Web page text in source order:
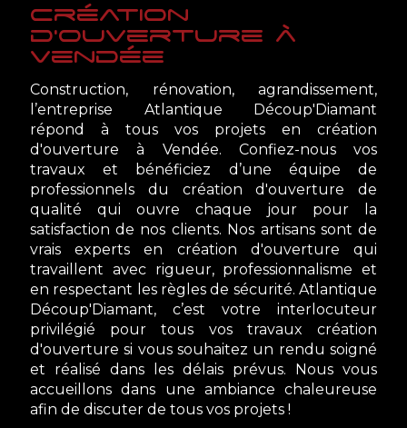
création
d'ouverture à
Vendée
Construction, rénovation, agrandissement,
l’entreprise Atlantique Découp'Diamant
répond à tous vos projets en création
d'ouverture à Vendée. Confiez-nous vos
travaux et bénéficiez d’une équipe de
professionnels du création d'ouverture de
qualité qui ouvre chaque jour pour la
satisfaction de nos clients. Nos artisans sont de
vrais experts en création d'ouverture qui
travaillent avec rigueur, professionnalisme et
en respectant les règles de sécurité. Atlantique
Découp'Diamant, c’est votre interlocuteur
privilégié pour tous vos travaux création
d'ouverture si vous souhaitez un rendu soigné
et réalisé dans les délais prévus. Nous vous
accueillons dans une ambiance chaleureuse
afin de discuter de tous vos projets !